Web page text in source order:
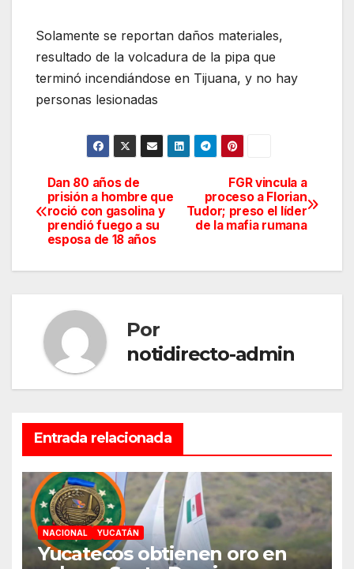
Solamente se reportan daños materiales,
resultado de la volcadura de la pipa que
terminó incendiándose en Tijuana, y no hay
personas lesionadas
Navegación
de
entradas
FGR vincula a
proceso a Florian
Tudor; preso el líder
de la mafia rumana
Dan 80 años de
prisión a hombre que
roció con gasolina y
prendió fuego a su
esposa de 18 años
Por
notidirecto-admin
Entrada relacionada
NACIONAL YUCATÁN
Yucatecos obtienen oro en